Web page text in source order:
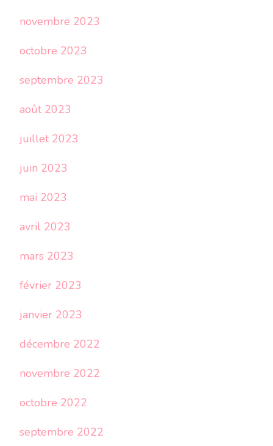
novembre 2023
octobre 2023
septembre 2023
août 2023
juillet 2023
juin 2023
mai 2023
avril 2023
mars 2023
février 2023
janvier 2023
décembre 2022
novembre 2022
octobre 2022
septembre 2022